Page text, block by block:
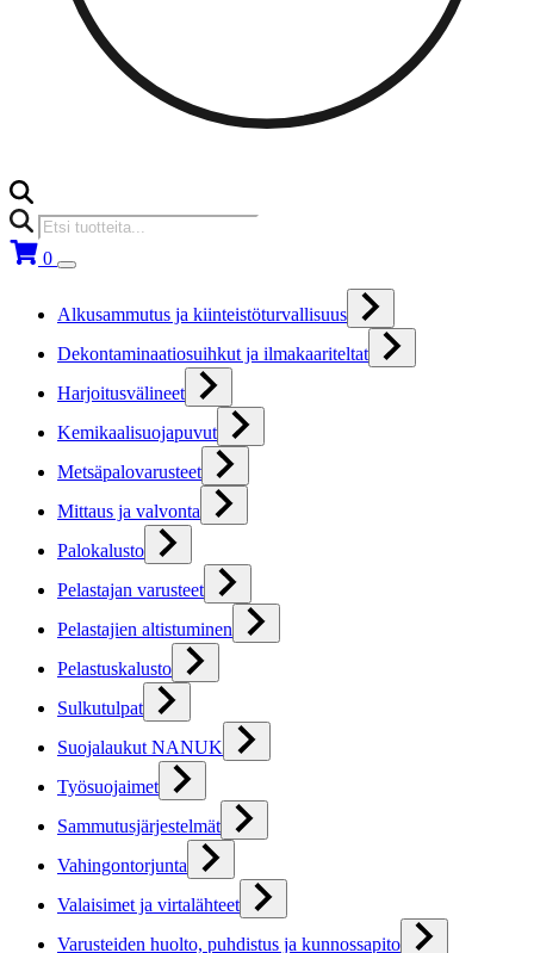
Products
search
0
Alkusammutus ja kiinteistöturvallisuus
Dekontaminaatiosuihkut ja ilmakaariteltat
Harjoitusvälineet
Kemikaalisuojapuvut
Metsäpalovarusteet
Mittaus ja valvonta
Palokalusto
Pelastajan varusteet
Pelastajien altistuminen
Pelastuskalusto
Sulkutulpat
Suojalaukut NANUK
Työsuojaimet
Sammutusjärjestelmät
Vahingontorjunta
Valaisimet ja virtalähteet
Varusteiden huolto, puhdistus ja kunnossapito